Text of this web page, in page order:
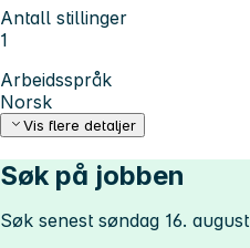
Antall stillinger
1
Arbeidsspråk
Norsk
Vis flere detaljer
Søk på jobben
Søk senest søndag 16. august